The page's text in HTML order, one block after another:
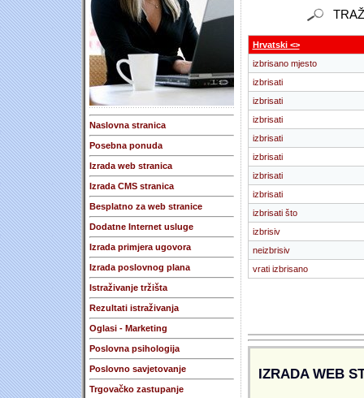
Naslovna stranica
Posebna ponuda
Izrada web stranica
Izrada CMS stranica
Besplatno za web stranice
Dodatne Internet usluge
Izrada primjera ugovora
Izrada poslovnog plana
Istraživanje tržišta
Rezultati istraživanja
Oglasi - Marketing
Poslovna psihologija
Poslovno savjetovanje
Trgovačko zastupanje
Hrvatski <>
izbrisano mjesto
izbrisati
izbrisati
izbrisati
izbrisati
izbrisati
izbrisati
izbrisati
izbrisati što
izbrisiv
neizbrisiv
vrati izbrisano
IZRADA WEB